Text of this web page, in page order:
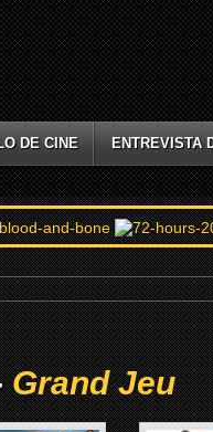
DE CINE ENTREVISTA
Grand Jeu